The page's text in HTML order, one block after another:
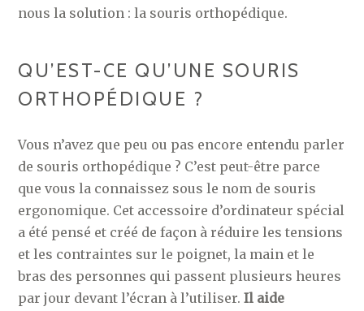
nous la solution : la souris orthopédique.
QU’EST-CE QU’UNE SOURIS
ORTHOPÉDIQUE ?
Vous n’avez que peu ou pas encore entendu parler
de souris orthopédique ? C’est peut-être parce
que vous la connaissez sous le nom de souris
ergonomique. Cet accessoire d’ordinateur spécial
a été pensé et créé de façon à réduire les tensions
et les contraintes sur le poignet, la main et le
bras des personnes qui passent plusieurs heures
par jour devant l’écran à l’utiliser.Il aide